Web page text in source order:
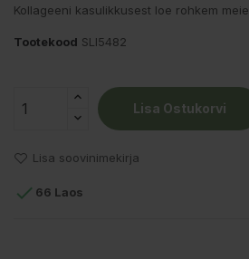
Kollageeni kasulikkusest loe rohkem meie
Tootekood SLI5482
Lisa Ostukorvi
Lisa soovinimekirja
 66 Laos